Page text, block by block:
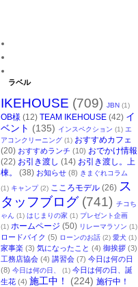
ラベル
IKEHOUSE (709) JBN (1)
OB様 (12) TEAM IKEHOUSE (42) イ
ベント (135) インスペクション (1) エ
アコンクリーニング (1) おすすめカフェ
(20) おすすめランチ (10) おでかけ情報
(22) お引き渡し (14) お引き渡し。上
棟。
(38) お知らせ (8) きまぐれコラム
(1) キャンプ (2) こころモデル (26) ス
タッフブログ (741) チコち
ゃん
(1) はじまりの家 (1) プレゼント企画
(1) ホームページ (50) リレーマラソン (1)
ロードバイク (5) ローンのお話 (2) 愛犬 (1)
家事楽 (3) 気になったこと (4) 御挨拶 (3)
工務店協会 (4) 講習会 (7) 今日は何の日
(8) 今日は何の日、 (1) 今日は何の日、誕
生花 (4) 施工中！ (224) 施行中！